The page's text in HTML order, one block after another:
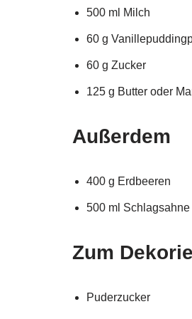
500 ml Milch
60 g
60 g Zucker
125 g Butter oder
Außerdem
400 g Erdbeeren
500 ml Schlagsahne
Zum
Puderzucker